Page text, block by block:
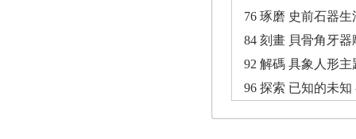
76 琢磨 史前石器生
84 刻畫 貝骨角牙器
92 解碼 具象人形
96 探索 已知的未知